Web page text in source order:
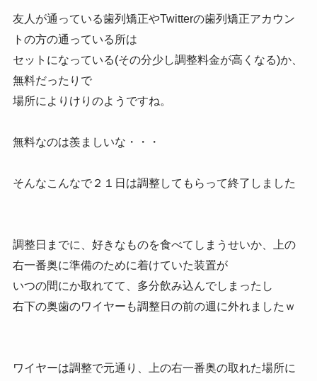
友人が通っている歯列矯正やTwitterの歯列矯正アカウン
トの方の通っている所は
セットになっている(その分少し調整料金が高くなる)か、
無料だったりで
場所によりけりのようですね。
無料なのは羨ましいな・・・
そんなこんなで２１日は調整してもらって終了しました
調整日までに、好きなものを食べてしまうせいか、上の
右一番奥に準備のために着けていた装置が
いつの間にか取れてて、多分飲み込んでしまったし
右下の奥歯のワイヤーも調整日の前の週に外れましたｗ
ワイヤーは調整で元通り、上の右一番奥の取れた場所に